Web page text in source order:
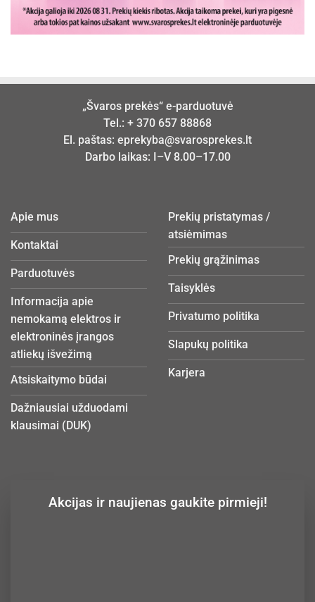
„Švaros prekės“ e-parduotuvė
Tel.: + 370 657 88868
El. paštas: eprekyba@svarosprekes.lt
Darbo laikas: I–V 8.00–17.00
Apie mus
Kontaktai
Parduotuvės
Informacija apie
nemokamą elektros ir
elektroninės įrangos
atliekų išvežimą
Atsiskaitymo būdai
Dažniausiai užduodami
klausimai (DUK)
Prekių pristatymas /
atsiėmimas
Prekių grąžinimas
Taisyklės
Privatumo politika
Slapukų politika
Karjera
Akcijas ir naujienas gaukite pirmieji!